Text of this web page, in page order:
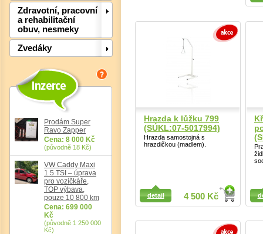
Zdravotní, pracovní
a rehabilitační
obuv, nesmeky
Zvedáky
Prodám Super
Ravo Zapper
Cena: 8 000 Kč
(původně 18 Kč)
VW Caddy Maxi
1.5 TSI – úprava
pro vozíčkáře,
TOP výbava,
pouze 10 800 km
Cena: 699 000
Kč
(původně 1 250 000
Kč)
Hrazda k lůžku 799
(SÚKL:07-5017994)
Hrazda samostojná s
hrazdičkou (madlem).
4 500 Kč
detail
Detail
Detail